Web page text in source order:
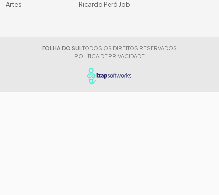
Artes
Ricardo Peró Job
FOLHA DO SUL TODOS OS DIREITOS RESERVADOS
POLÍTICA DE PRIVACIDADE